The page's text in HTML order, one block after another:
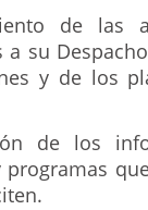
de las
su
y de los
de los